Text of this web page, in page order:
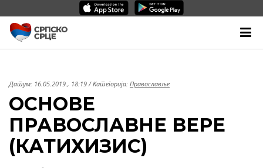
Датум: 16.05.2019., 18:19/ Категорија: Православље
ОСНОВЕ
ПРАВОСЛАВНЕ ВЕРЕ
(КАТИХИЗИС)